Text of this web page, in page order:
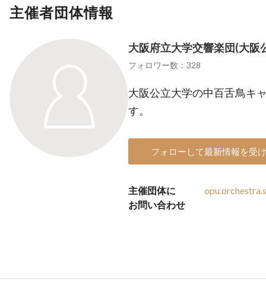
主催者団体情報
大阪府立大学交響楽団(大阪
フォロワー数：328
大阪公立大学の中百舌鳥キ
す。
フォローして最新情報を受
主催団体に
お問い合わせ